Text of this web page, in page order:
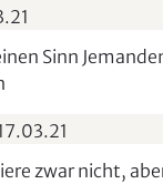
Sinn
zwar nicht,